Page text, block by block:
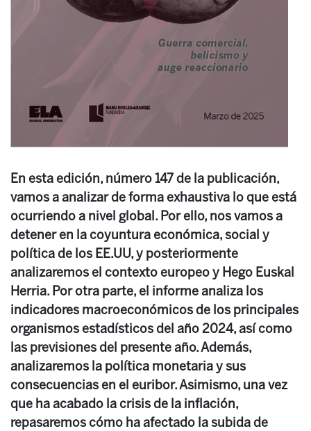
En esta edición, número 147 de la publicación,
vamos a analizar de forma exhaustiva lo que está
ocurriendo a nivel global. Por ello, nos vamos a
detener en la coyuntura económica, social y
política de los EE.UU, y posteriormente
analizaremos el contexto europeo y Hego Euskal
Herria. Por otra parte, el informe analiza los
indicadores macroeconómicos de los principales
organismos estadísticos del año 2024, así como
las previsiones del presente año. Además,
analizaremos la política monetaria y sus
consecuencias en el euribor. Asimismo, una vez
que ha acabado la crisis de la inflación,
repasaremos cómo ha afectado la subida de